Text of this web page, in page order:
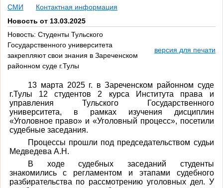
СМИ
Контактная информация
Новость от 13.03.2025
Новость: Студенты Тульского
Государственного университета
закрепляют свои знания в Зареченском
районном суде г.Тулы
версия для печати
13 марта 2025 г. в Зареченском районном суде
г.Тулы 12 студентов 2 курса Института права и
управления Тульского Государственного
университета, в рамках изучения дисциплин
«Уголовное право» и «Уголовный процесс», посетили
судебные заседания.
Процессы прошли под председательством судьи
Медведева А.Н.
В ходе судебных заседаний студенты
знакомились с регламентом и этапами судебного
разбирательства по рассмотрению уголовных дел. У